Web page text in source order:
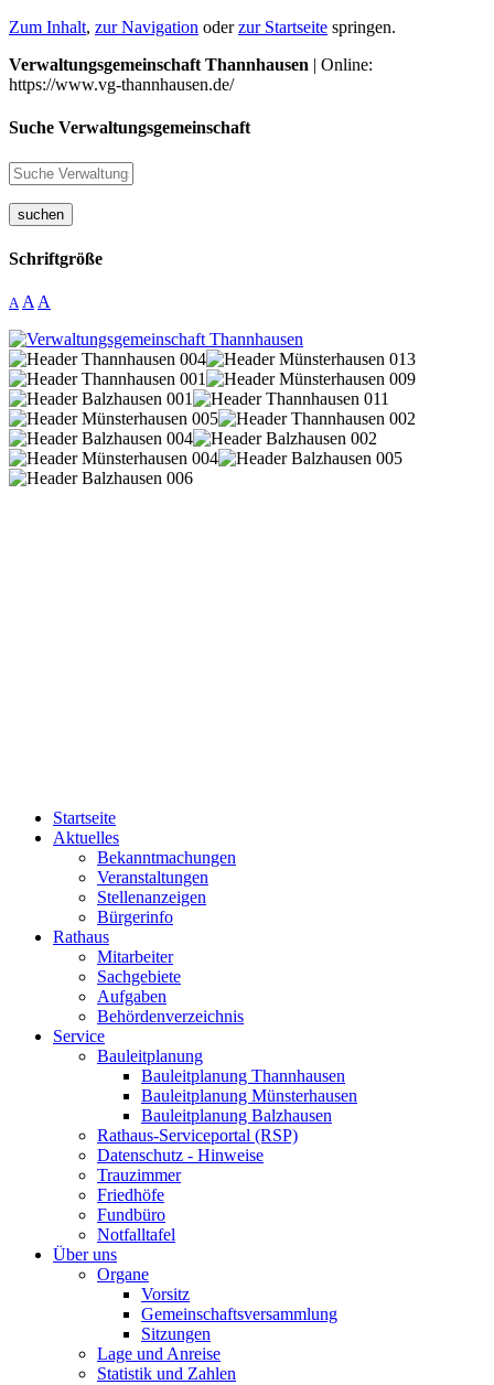
Zum Inhalt, zur Navigation oderzur Startseite springen.
Verwaltungsgemeinschaft Thannhausen | Online:
https://www.vg-thannhausen.de/
Suche Verwaltungsgemeinschaft
suchen
Schriftgröße
A A A
Startseite
Aktuelles
Bekanntmachungen
Veranstaltungen
Stellenanzeigen
Bürgerinfo
Rathaus
Mitarbeiter
Sachgebiete
Aufgaben
Behördenverzeichnis
Service
Bauleitplanung
Bauleitplanung Thannhausen
Bauleitplanung Münsterhausen
Bauleitplanung Balzhausen
Rathaus-Serviceportal (RSP)
Datenschutz - Hinweise
Trauzimmer
Friedhöfe
Fundbüro
Notfalltafel
Über uns
Organe
Vorsitz
Gemeinschaftsversammlung
Sitzungen
Lage und Anreise
Statistik und Zahlen